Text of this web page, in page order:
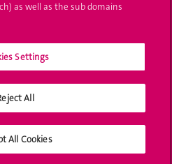
as well as the sub domains
Settings
All
All Cookies